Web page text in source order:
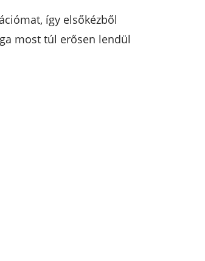
így elsőkézből
most túl erősen lendül